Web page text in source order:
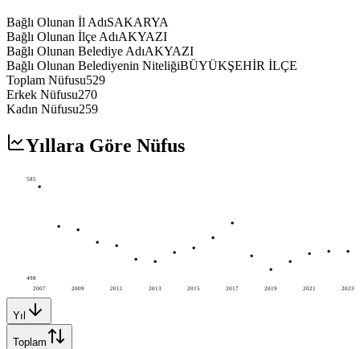
Bağlı Olunan İl AdıSAKARYA
Bağlı Olunan İlçe AdıAKYAZI
Bağlı Olunan Belediye AdıAKYAZI
Bağlı Olunan Belediyenin NiteliğiBÜYÜKŞEHİR İLÇE
Toplam Nüfusu529
Erkek Nüfusu270
Kadın Nüfusu259
Yıllara Göre Nüfus
2007 2009 2011 2013 2015 2017 2019 2021 2023
585
498
Yıl
Toplam